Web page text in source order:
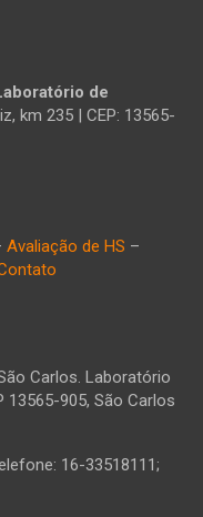
de
km 235 | CEP: 13565-
Avaliação de HS –
Carlos. Laboratório
13565-905, São Carlos
16-33518111;